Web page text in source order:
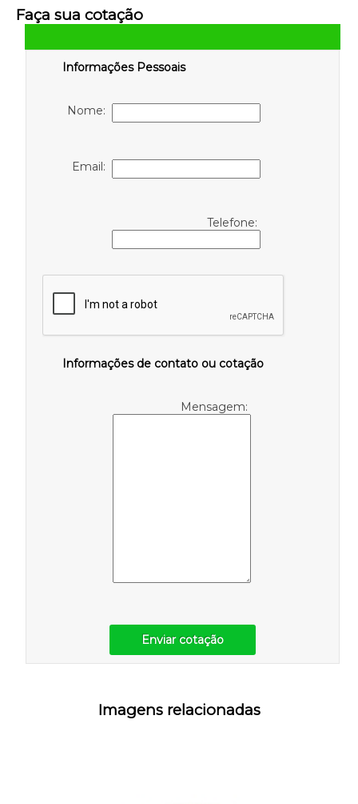
Faça sua cotação
Informações Pessoais
Nome:
Email:
Telefone:
Informações de contato ou cotação
Mensagem:
Enviar cotação
Imagens relacionadas